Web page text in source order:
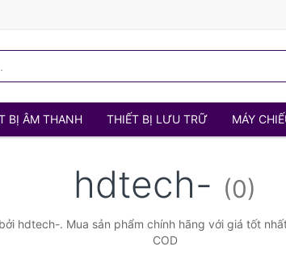
BỊ ÂM THANH THIẾT BỊ LƯU TRỮ MÁY
hdtech- (0)
hdtech-. Mua sản phẩm chính hãng với giá tốt
COD